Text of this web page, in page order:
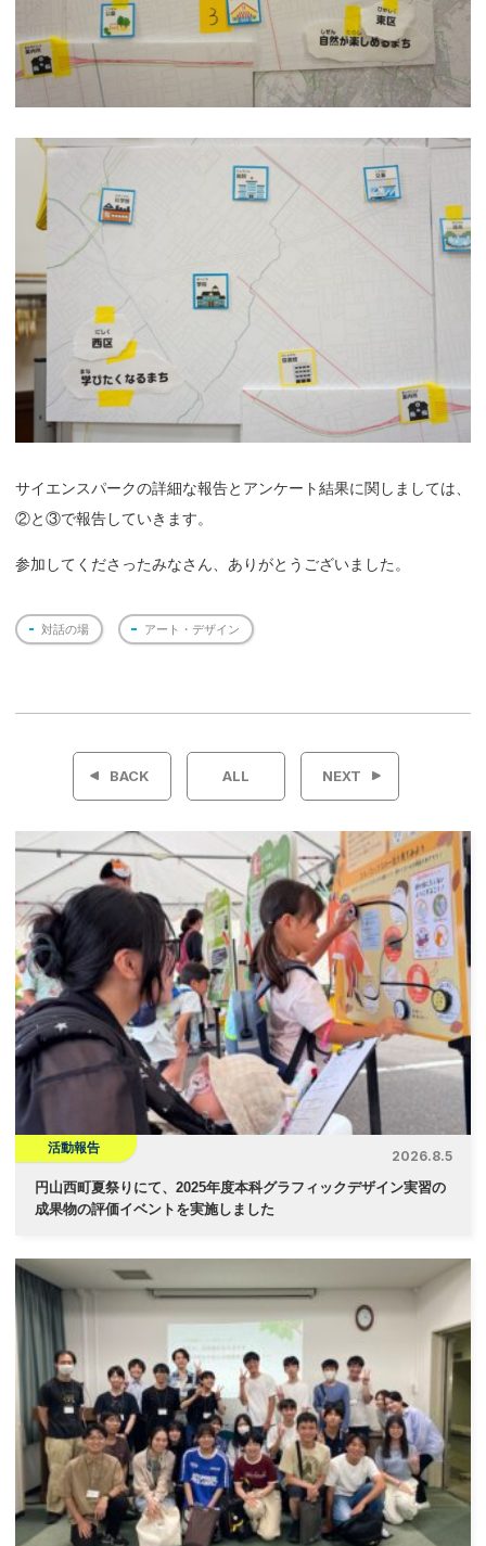
サイエンスパークの詳細な報告とアンケート結果に関しましては、
②と③で報告していきます。
参加してくださったみなさん、ありがとうございました。
対話の場 アート・デザイン
投
ビ
ゲ
ー
シ
ョ
ン
BACK ALL NEXT
活動報告
2026.8.5
円山西町夏祭りにて、2025年度本科グラフィックデザイン実習の
成果物の評価イベントを実施しました